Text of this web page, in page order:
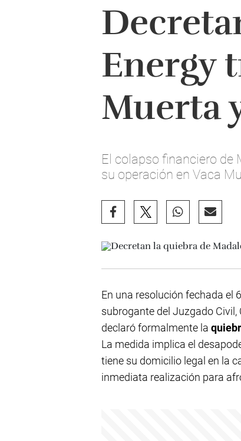
Energy
Muerta
El colapso financiero de
su operación en Vaca
En una resolución fechada el
subrogante del Juzgado Civil,
declaró formalmente la
La medida implica el
tiene su domicilio legal en la
inmediata realización para